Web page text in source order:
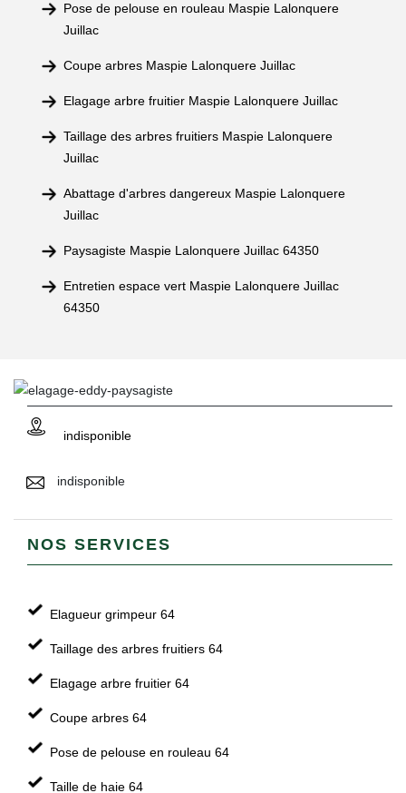
Pose de pelouse en rouleau Maspie Lalonquere
Juillac
Coupe arbres Maspie Lalonquere Juillac
Elagage arbre fruitier Maspie Lalonquere Juillac
Taillage des arbres fruitiers Maspie Lalonquere
Juillac
Abattage d'arbres dangereux Maspie Lalonquere
Juillac
Paysagiste Maspie Lalonquere Juillac 64350
Entretien espace vert Maspie Lalonquere Juillac
64350
indisponible
indisponible
NOS SERVICES
Elagueur grimpeur 64
Taillage des arbres fruitiers 64
Elagage arbre fruitier 64
Coupe arbres 64
Pose de pelouse en rouleau 64
Taille de haie 64